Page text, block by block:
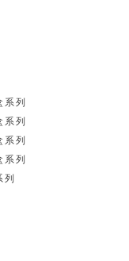
系列
系列
系列
系列
列